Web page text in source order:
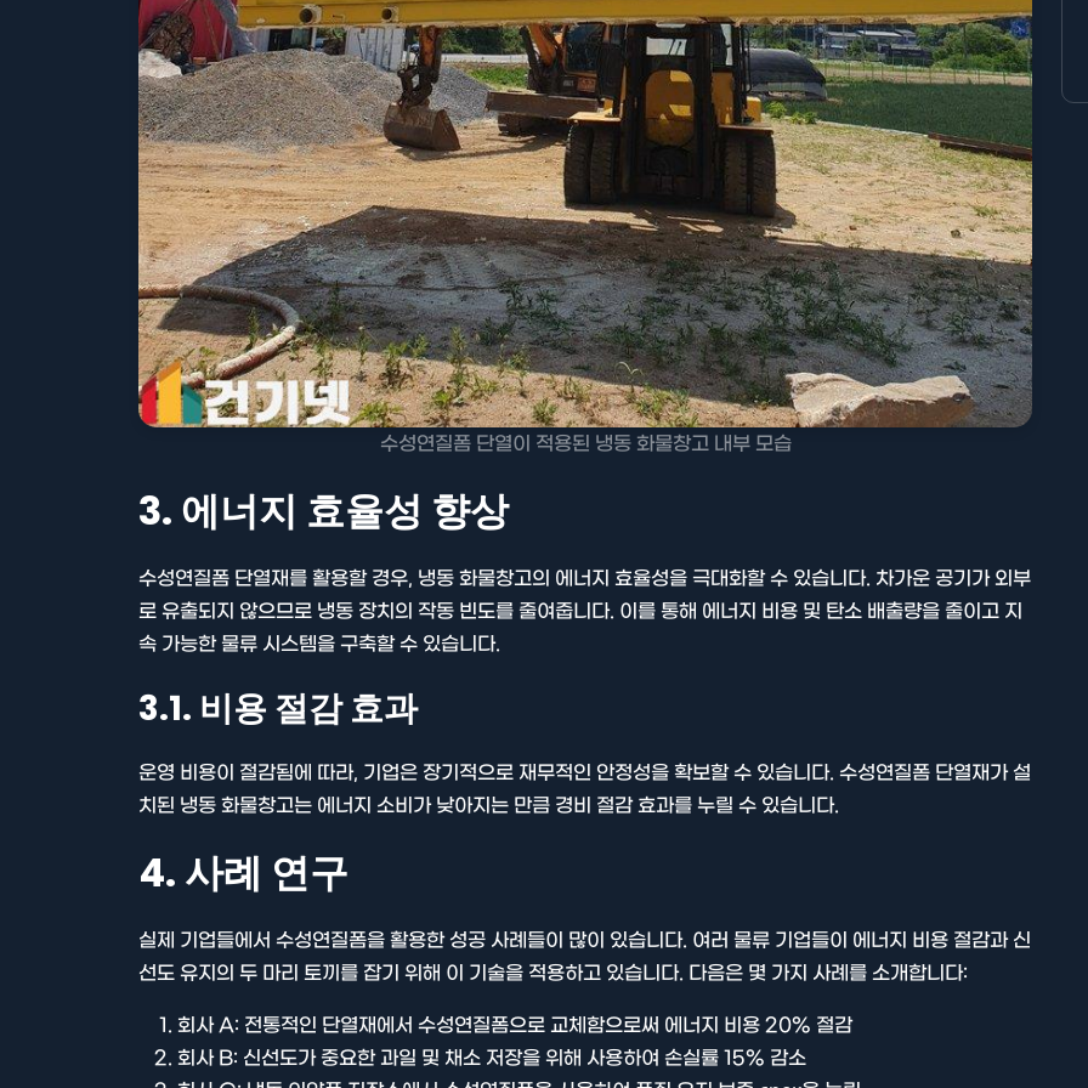
수성연질폼 단열이 적용된 냉동 화물창고 내부 모습
3. 에너지 효율성 향상
수성연질폼 단열재를 활용할 경우, 냉동 화물창고의 에너지 효율성을 극대화할 수 있습니다. 차가운 공기가 외부
로 유출되지 않으므로 냉동 장치의 작동 빈도를 줄여줍니다. 이를 통해 에너지 비용 및 탄소 배출량을 줄이고 지
속 가능한 물류 시스템을 구축할 수 있습니다.
3.1. 비용 절감 효과
운영 비용이 절감됨에 따라, 기업은 장기적으로 재무적인 안정성을 확보할 수 있습니다. 수성연질폼 단열재가 설
치된 냉동 화물창고는 에너지 소비가 낮아지는 만큼 경비 절감 효과를 누릴 수 있습니다.
4. 사례 연구
실제 기업들에서 수성연질폼을 활용한 성공 사례들이 많이 있습니다. 여러 물류 기업들이 에너지 비용 절감과 신
선도 유지의 두 마리 토끼를 잡기 위해 이 기술을 적용하고 있습니다. 다음은 몇 가지 사례를 소개합니다:
회사 A: 전통적인 단열재에서 수성연질폼으로 교체함으로써 에너지 비용 20% 절감
회사 B: 신선도가 중요한 과일 및 채소 저장을 위해 사용하여 손실률 15% 감소